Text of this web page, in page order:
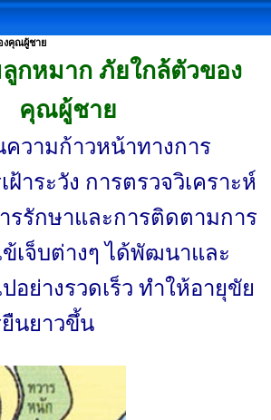
งคุณผู้ชาย
ลูกหมาก ภัยใกล้ตัวของ
คุณผู้ชาย
วามก้าวหน้าทางการ
ฝ้าระวัง การตรวจวิเคราะห์
รรักษาและการติดตามการ
เจ็บต่างๆ ได้พัฒนาและ
อย่างรวดเร็ว ทำให้อายุขัย
นยาวขึ้น